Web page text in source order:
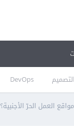
التصميم DevOps
العمل الحرّ الأجنبية؟